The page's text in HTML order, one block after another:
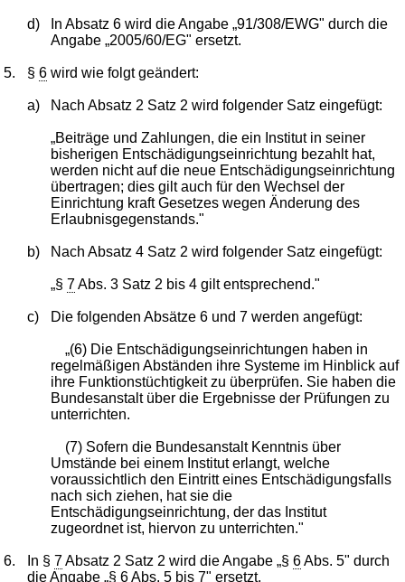
d)
In Absatz 6 wird die Angabe „91/308/EWG" durch die
Angabe „2005/60/EG" ersetzt.
5. §6 wird wie folgt geändert:
a) Nach Absatz 2 Satz 2 wird folgender Satz eingefügt:
„Beiträge und Zahlungen, die ein Institut in seiner
bisherigen Entschädigungseinrichtung bezahlt hat,
werden nicht auf die neue Entschädigungseinrichtung
übertragen; dies gilt auch für den Wechsel der
Einrichtung kraft Gesetzes wegen Änderung des
Erlaubnisgegenstands."
b) Nach Absatz 4 Satz 2 wird folgender Satz eingefügt:
„§ 7Abs. 3 Satz 2 bis 4 gilt entsprechend."
c) Die folgenden Absätze 6 und 7 werden angefügt:
„(6) Die Entschädigungseinrichtungen haben in
regelmäßigen Abständen ihre Systeme im Hinblick auf
ihre Funktionstüchtigkeit zu überprüfen. Sie haben die
Bundesanstalt über die Ergebnisse der Prüfungen zu
unterrichten.
(7) Sofern die Bundesanstalt Kenntnis über
Umstände bei einem Institut erlangt, welche
voraussichtlich den Eintritt eines Entschädigungsfalls
nach sich ziehen, hat sie die
Entschädigungseinrichtung, der das Institut
zugeordnet ist, hiervon zu unterrichten."
6. In §7Absatz 2 Satz 2 wird die Angabe „§6Abs. 5" durch
die Angabe „§6Abs. 5 bis 7" ersetzt.